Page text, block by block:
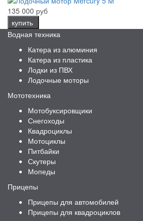
135 000 руб
купить
Водная техника
Катера из алюминия
Катера из пластика
Лодки из ПВХ
Лодочные моторы
Мототехника
Мотобуксировщики
Снегоходы
Квадроциклы
Мотоциклы
Питбайки
Скутеры
Мопеды
Прицепы
Прицепы для автомобилей
Прицепы для квадроциклов